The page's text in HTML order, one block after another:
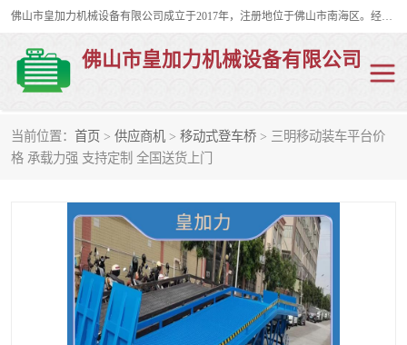
佛山市皇加力机械设备有限公司成立于2017年，注册地位于佛山市南海区。经营范围包括：其他机械设备及电子产品批发、电气设备批发、贸易代理、五金产品批发等；主要产品有：移动式登车桥、叉车装卸货平台、移动式升降机、升降货梯、油桶夹具、电动堆高车。
佛山市皇加力机械设备有限公司
当前位置： 首页 > 供应商机 > 移动式登车桥 > 三明移动装车平台价
格 承载力强 支持定制 全国送货上门
移动式登车桥
步行式电动堆高车 移动登车台
叉车装卸货平台 电动搬运车
移动式升降平台 升降货梯
集装箱装柜平台 油桶夹具